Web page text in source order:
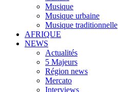
Musique
Musique urbaine
Musique traditionnelle
AFRIQUE
NEWS
Actualités
5 Majeurs
Région news
Mercato
Interviews